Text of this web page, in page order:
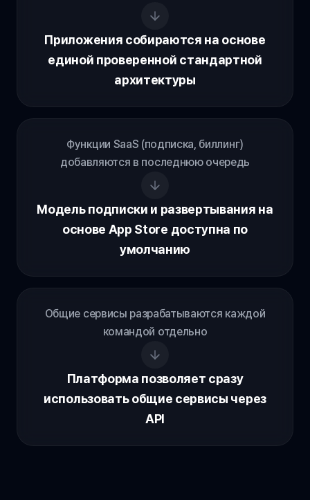
Приложения собираются на основе
единой проверенной стандартной
архитектуры
Функции SaaS (подписка, биллинг)
добавляются в последнюю очередь
Модель подписки и развертывания на
основе App Store доступна по
умолчанию
Общие сервисы разрабатываются каждой
командой отдельно
Платформа позволяет сразу
использовать общие сервисы через
API